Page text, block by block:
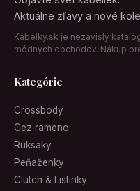
Aktuálne zľavy a nové
Kabelky.sk je nezávislý
módnych obchodov. Nákup
Kategórie
Crossbody
Cez rameno
Ruksaky
Peňaženky
Clutch & Listinky